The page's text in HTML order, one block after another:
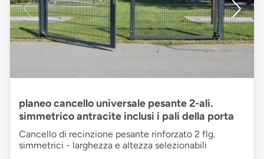
planeo cancello universale pesante 2-ali.
simmetrico antracite inclusi i pali della porta
Cancello di recinzione pesante rinforzato 2 flg.
simmetrici - larghezza e altezza selezionabili